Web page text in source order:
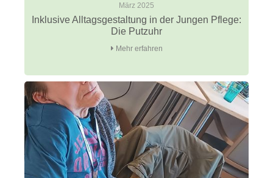
März 2025
Inklusive Alltagsgestaltung in der Jungen Pflege:
Die Putzuhr
Mehr erfahren